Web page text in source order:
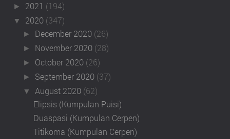
► 2021 (194)
▼ 2020 (347)
► December 2020 (26)
► November 2020 (28)
► October 2020 (26)
► September 2020 (37)
▼August 2020 (62)
Elipsis (Kumpulan Puisi)
Duaspasi (Kumpulan Cerpen)
Titikoma (Kumpulan Cerpen)